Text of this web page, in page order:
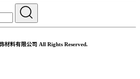
材料有限公司 All Rights Reserved.